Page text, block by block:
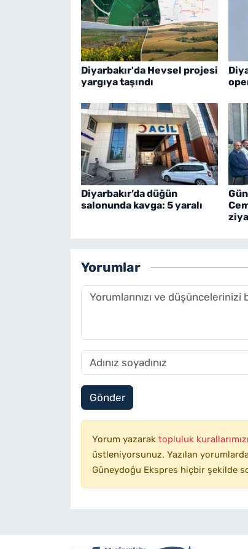
Diyarbakır'da Hevsel projesi
yargıya taşındı
Diyarbakır’da düğün
salonunda kavga: 5 yaralı
Yorumlar
Gönder
Yorum yazarak topluluk kurallarımızı
üstleniyorsunuz. Yazılan
Güneydoğu Ekspres hiçbir şekilde